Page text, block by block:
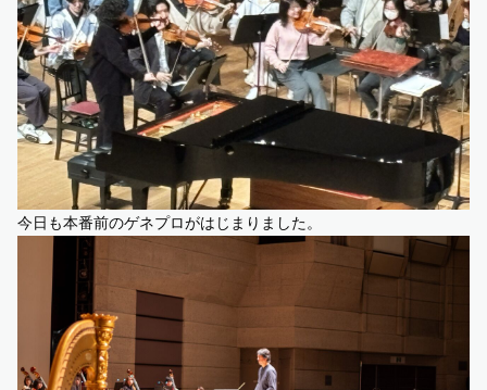
今日も本番前のゲネプロがはじまりました。